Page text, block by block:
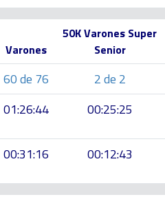
Varones
50K Varones Super
Senior
60 de 76 2 de 2
01:26:44 00:25:25
00:31:16 00:12:43